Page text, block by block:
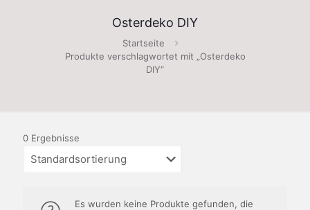
Osterdeko DIY
Startseite
Produkte verschlagwortet mit „Osterdeko
DIY“
0 Ergebnisse
Es wurden keine Produkte gefunden, die